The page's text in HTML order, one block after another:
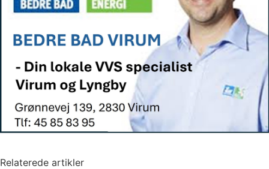
Relaterede artikler